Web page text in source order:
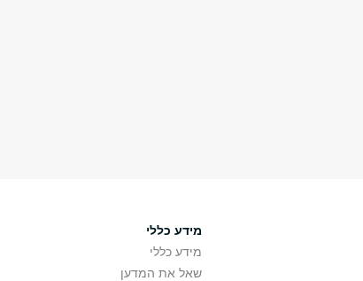
מידע כללי
מידע כללי
שאל את המדען